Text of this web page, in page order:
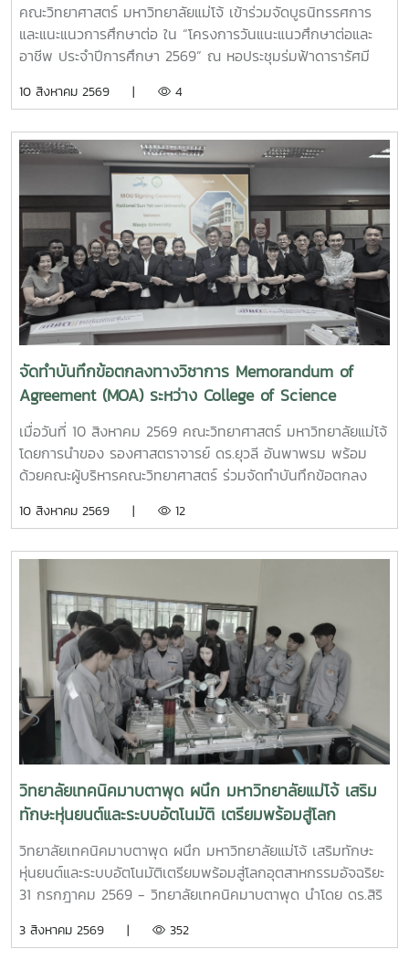
คณะวิทยาศาสตร์ มหาวิทยาลัยแม่โจ้ เข้าร่วมจัดบูธนิทรรศการ
และแนะแนวการศึกษาต่อ ใน “โครงการวันแนะแนวศึกษาต่อและ
อาชีพ ประจำปีการศึกษา 2569” ณ หอประชุมร่มฟ้าดารารัศมี
ประชาสัมพันธ์หลักสูตรการเรียนการสอน โควตา และทุนการ
ที่ 6 โรงเรียนแม่ริมวิทยาคม เพื่อเป็นแนวทางในการเลือกศึกษา
ต่อในระดับอุดมศึกษา และวางแผนการประกอบอาชีพตามความ
10 สิงหาคม 2569 | 4
จัดทำบันทึกข้อตกลงทางวิชาการ Memorandum of
Agreement (MOA) ระหว่าง College of Science
National Sun Yat-sen University กับคณะ
วิทยาศาสตร์ มหาวิทยาลัยโจ้
เมื่อวันที่ 10 สิงหาคม 2569 คณะวิทยาศาสตร์ มหาวิทยาลัยแม่โจ้
โดยการนำของ รองศาสตราจารย์ ดร.ยุวลี อันพาพรม พร้อม
ด้วยคณะผู้บริหารคณะวิทยาศาสตร์ ร่วมจัดทำบันทึกข้อตกลง
College of Science National Sun Yat-sen University กับ
รณ์ คณะวิทยาศาสตร์ และได้นำผู้บริหารของ College of
Science National Sun Yat-sen University เข้าพบ รอง
ศาสตราจารย์ ดร.วีระพล ทองมา อธิการบดีมหาวิทยาลัยแม่โจ้ ณ
ห้องประชุมอินทนิล สำนักงานมหาวิทยาลัย
10 สิงหาคม 2569 | 12
วิทยาลัยเทคนิคมาบตาพุด ผนึก มหาวิทยาลัยแม่โจ้ เสริม
ทักษะหุ่นยนต์และระบบอัตโนมัติ เตรียมพร้อมสู่โลก
อุตสาหกรรมอัจฉริยะ
วิทยาลัยเทคนิคมาบตาพุด ผนึก มหาวิทยาลัยแม่โจ้ เสริมทักษะ
หุ่นยนต์และระบบอัตโนมัติเตรียมพร้อมสู่โลกอุตสาหกรรมอัจฉริยะ
31 กรกฎาคม 2569 - วิทยาลัยเทคนิคมาบตาพุด นำโดย ดร.สิริ
ประธานในพิธีเปิด โครงการอบรมเชิงปฏิบัติการควบคุมแขนกล
3 สิงหาคม 2569 | 352